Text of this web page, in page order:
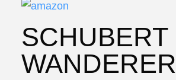
SCHUBERT
WANDERER